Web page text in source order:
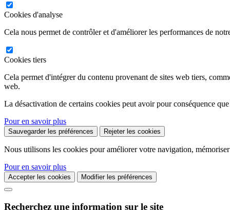
Cookies d'analyse
Cela nous permet de contrôler et d'améliorer les performances de
Cookies tiers
Cela permet d'intégrer du contenu provenant de sites web tiers,
web.
La désactivation de certains cookies peut avoir pour conséquence
Pour en savoir plus
Sauvegarder les préférences Rejeter les cookies
Nous utilisons les cookies pour améliorer votre navigation,
Pour en savoir plus
Accepter les cookies Modifier les préférences
Recherchez une information sur le site